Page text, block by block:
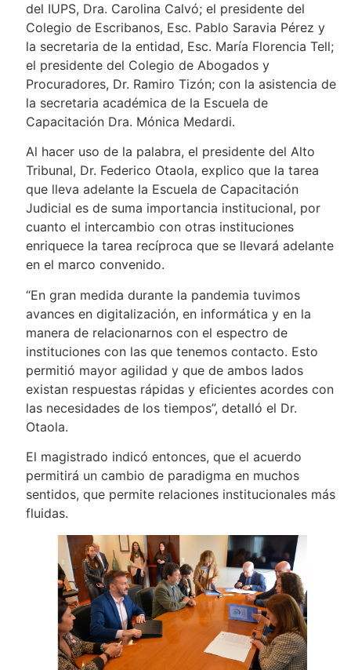
del IUPS, Dra. Carolina Calvó; el presidente del
Colegio de Escribanos, Esc. Pablo Saravia Pérez y
la secretaria de la entidad, Esc. María Florencia Tell;
el presidente del Colegio de Abogados y
Procuradores, Dr. Ramiro Tizón; con la asistencia de
la secretaria académica de la Escuela de
Capacitación Dra. Mónica Medardi.
Al hacer uso de la palabra, el presidente del Alto
Tribunal, Dr. Federico Otaola, explico que la tarea
que lleva adelante la Escuela de Capacitación
Judicial es de suma importancia institucional, por
cuanto el intercambio con otras instituciones
enriquece la tarea recíproca que se llevará adelante
en el marco convenido.
“En gran medida durante la pandemia tuvimos
avances en digitalización, en informática y en la
manera de relacionarnos con el espectro de
instituciones con las que tenemos contacto. Esto
permitió mayor agilidad y que de ambos lados
existan respuestas rápidas y eficientes acordes con
las necesidades de los tiempos”, detalló el Dr.
Otaola.
El magistrado indicó entonces, que el acuerdo
permitirá un cambio de paradigma en muchos
sentidos, que permite relaciones institucionales más
fluidas.